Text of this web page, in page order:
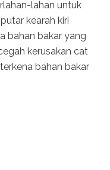
lahan untuk
kearah kiri
bahan bakar yang
kerusakan cat
bahan bakar